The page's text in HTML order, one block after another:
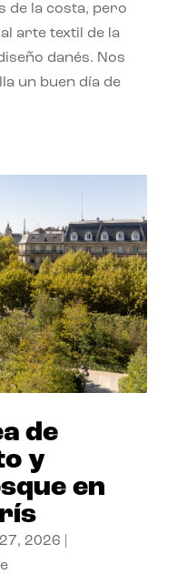
de la costa, pero
arte textil de la
danés. Nos
un buen día de
de
y
en
2026